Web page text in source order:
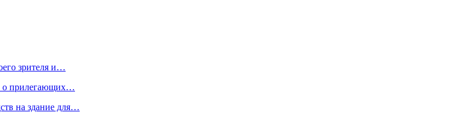
зрителя и…
о прилегающих…
на здание для…